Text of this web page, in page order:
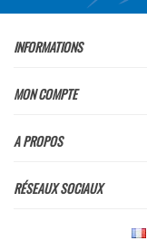
INFORMATIONS
MON COMPTE
A PROPOS
RÉSEAUX SOCIAUX